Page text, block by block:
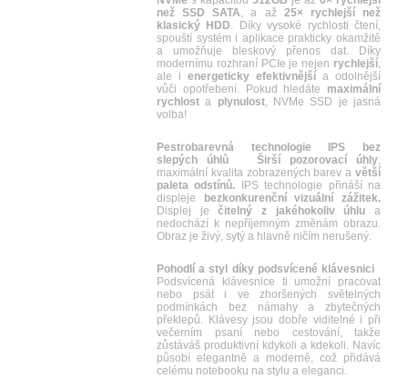
než SSD SATA, a až 25× rychlejší než
klasický HDD. Díky vysoké rychlosti čtení,
spouští systém i aplikace prakticky okamžitě
a umožňuje bleskový přenos dat. Díky
modernímu rozhraní PCIe je nejen rychlejší,
ale i energeticky efektivnější a odolnější
vůči opotřebení. Pokud hledáte maximální
rychlost a plynulost, NVMe SSD je jasná
volba!
Pestrobarevná technologie IPS bez
slepých úhlů
Širší pozorovací úhly,
maximální kvalita zobrazených barev a větší
paleta odstínů. IPS technologie přináší na
displeje
bezkonkurenční vizuální zážitek.
Displej ječitelný z jakéhokoliv úhlu a
nedochází k nepříjemným změnám obrazu.
Obraz je živý, sytý a hlavně ničím nerušený.
Pohodlí a styl díky podsvícené klávesnici
Podsvícená klávesnice ti umožní pracovat
nebo psát i ve zhoršených světelných
podmínkách bez námahy a zbytečných
překlepů. Klávesy jsou dobře viditelné i při
večerním psaní nebo cestování, takže
zůstáváš produktivní kdykoli a kdekoli. Navíc
působí elegantně a moderně, což přidává
celému notebooku na stylu a eleganci.